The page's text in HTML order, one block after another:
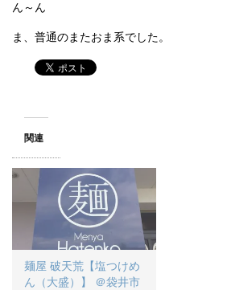
ん～ん
ま、普通のまたおま系でした。
関連
麺屋 破天荒【塩つけめ
ん（大盛）】 ＠袋井市